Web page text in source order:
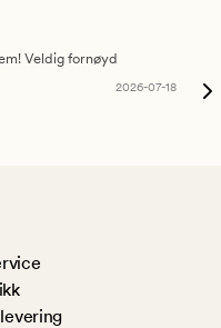
Veldig fornøyd
2026-07-18